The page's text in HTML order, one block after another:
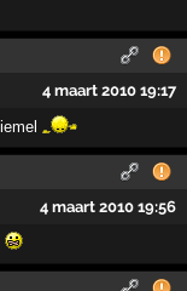
4 maart 2010 19:17
4 maart 2010 19:56